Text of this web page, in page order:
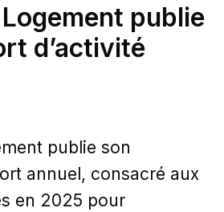
publie
d’activité
publie son
annuel, consacré aux
en 2025 pour